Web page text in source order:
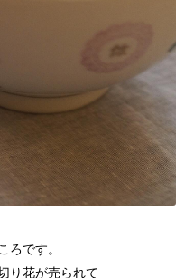
です。
り花が売られて